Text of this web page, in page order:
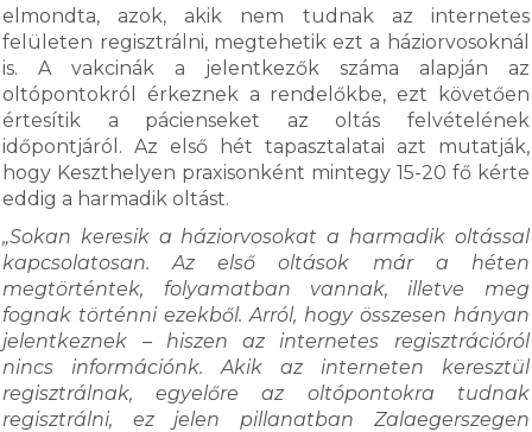
elmondta, azok, akik nem tudnak az internetes
felületen regisztrálni, megtehetik ezt a háziorvosoknál
is. A vakcinák a jelentkezők száma alapján az
oltópontokról érkeznek a rendelőkbe, ezt követően
értesítik a pácienseket az oltás felvételének
időpontjáról. Az első hét tapasztalatai azt mutatják,
hogy Keszthelyen praxisonként mintegy 15-20 fő kérte
eddig a harmadik oltást.
„Sokan keresik a háziorvosokat a harmadik oltással
kapcsolatosan. Az első oltások már a héten
megtörténtek, folyamatban vannak, illetve meg
fognak történni ezekből. Arról, hogy összesen hányan
jelentkeznek – hiszen az internetes regisztrációról
nincs információnk. Akik az interneten keresztül
regisztrálnak, egyelőre az oltópontokra tudnak
regisztrálni, ez jelen pillanatban Zalaegerszegen